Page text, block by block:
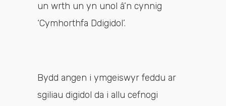
un wrth un yn unol â’n cynnig
‘Cymhorthfa Ddigidol’.
Bydd angen i ymgeiswyr feddu ar
sgiliau digidol da i allu cefnogi